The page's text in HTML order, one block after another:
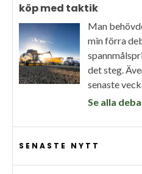
köp med taktik
Man
min förra
det steg.
senaste
Se alla
SENASTE NYTT